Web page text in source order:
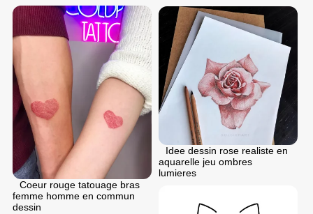
Coeur rouge tatouage bras
femme homme en commun
dessin
Idee dessin rose realiste en
aquarelle jeu ombres
lumieres